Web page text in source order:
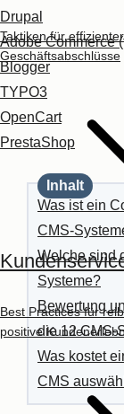
Taktiken für
Geschäftsabschlüsse
Best Practices für
positive
Drupal
Adobe Commerce
Blogger
TYPO3
OpenCart
PrestaShop
Inhalt
Was ist ein
CMS-
Welche sind
Systeme?
Bewertung
die 12 CMS-
Was kostet
CMS